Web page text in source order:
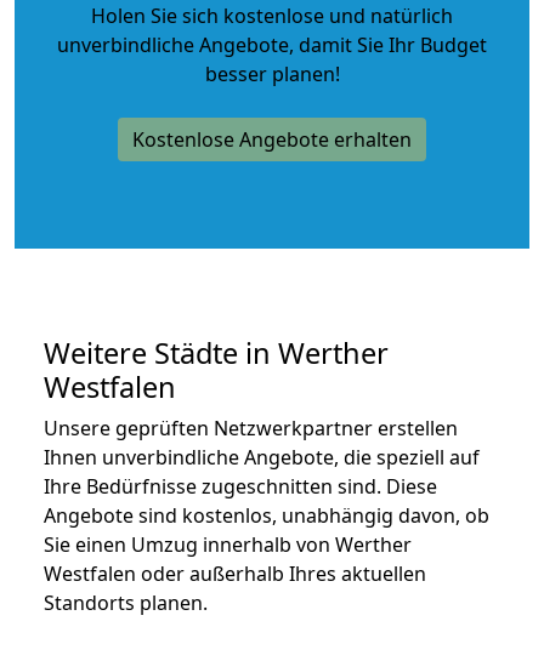
Holen Sie sich kostenlose und natürlich
unverbindliche Angebote, damit Sie Ihr Budget
besser planen!
Kostenlose Angebote erhalten
Weitere Städte in Werther
Westfalen
Unsere geprüften Netzwerkpartner erstellen
Ihnen unverbindliche Angebote, die speziell auf
Ihre Bedürfnisse zugeschnitten sind. Diese
Angebote sind kostenlos, unabhängig davon, ob
Sie einen Umzug innerhalb von Werther
Westfalen oder außerhalb Ihres aktuellen
Standorts planen.